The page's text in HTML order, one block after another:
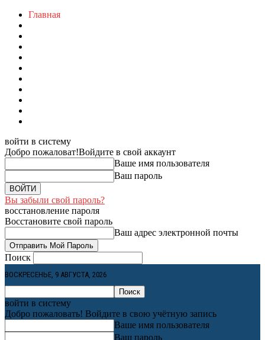
Главная
войти в систему
Добро пожаловат!Войдите в свой аккаунт
Ваше имя пользователя
Ваш пароль
Вы забыли свой пароль?
восстановление пароля
Восстановите свой пароль
Ваш адрес электронной почты
Поиск
ВОСКРЕСЕНЬЕ, 9 АВГУСТА, 2026
войти в систему
Добро пожаловать! Войдите в свою учётную запись
Ваше имя пользователя
Ваш пароль